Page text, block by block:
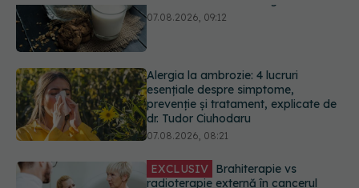
dr. Tudor Ciuhodaru
07.08.2026, 08:21
EXCLUSIV Brahiterapie vs
radioterapie externă în cancerul
(SANADOR) explică diferența și
cum acționează tratamentul